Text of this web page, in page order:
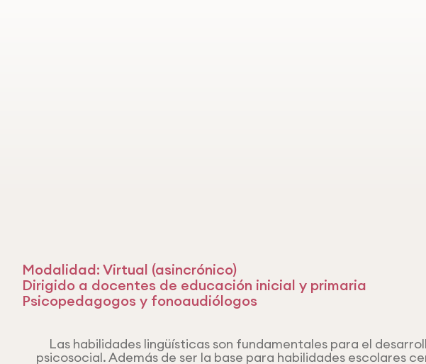
Modalidad: Virtual (asincrónico)
Dirigido a docentes de educación inicial y primaria
Psicopedagogos y fonoaudiólogos
Las habilidades lingüísticas son fundamentales para el
psicosocial. Además de ser la base para habilidades escolares